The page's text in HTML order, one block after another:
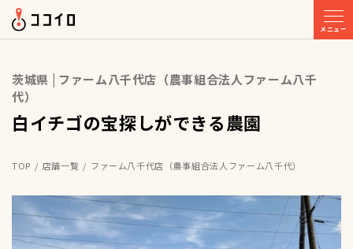
メニュー
茨城県 | ファーム八千代店（農事組合法人ファーム八千
代）
白イチゴの宝探しができる農園
TOP 店舗一覧 ファーム八千代店（農事組合法人ファーム八千代）